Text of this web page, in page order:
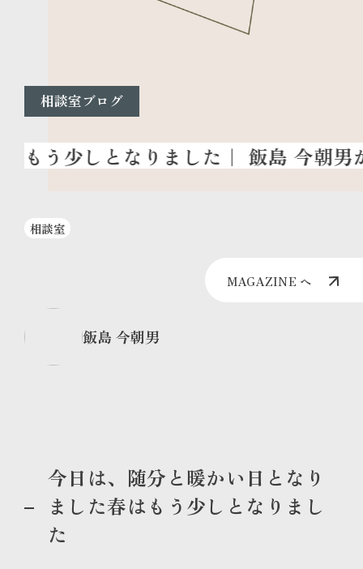
相談室ブログ
相談室
MAGAZINE へ
飯島 今朝男
今日は、随分と暖かい日となり
ました春はもう少しとなりまし
た